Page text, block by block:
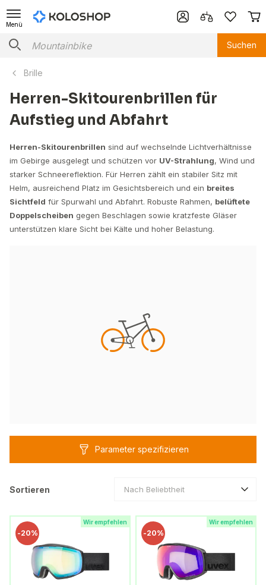
Menü
Suchen
Brille
Herren-Skitourenbrillen für
Aufstieg und Abfahrt
Herren-Skitourenbrillen sind auf wechselnde Lichtverhältnisse
im Gebirge ausgelegt und schützen vor UV-Strahlung, Wind und
starker Schneereflektion. Für Herren zählt ein stabiler Sitz mit
Helm, ausreichend Platz im Gesichtsbereich und ein breites
Sichtfeld für Spurwahl und Abfahrt. Robuste Rahmen, belüftete
Doppelscheiben gegen Beschlagen sowie kratzfeste Gläser
unterstützen klare Sicht bei Kälte und hoher Belastung.
Parameter spezifizieren
Sortieren Nach Beliebtheit
Wir empfehlen
-20%
Wir empfehlen
-20%